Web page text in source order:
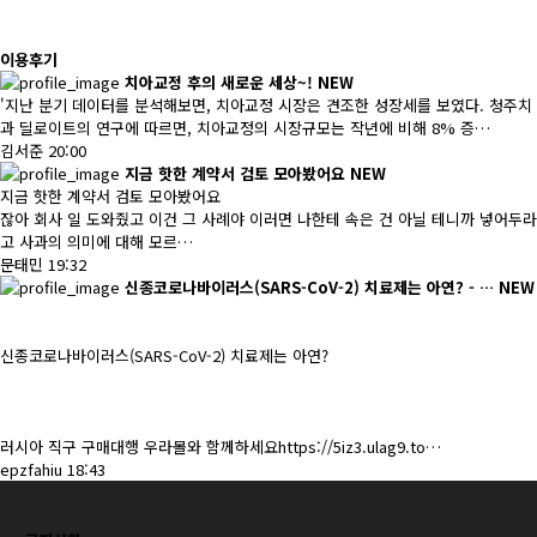
이용후기
치아교정 후의 새로운 세상~! NEW
'지난 분기 데이터를 분석해보면, 치아교정 시장은 견조한 성장세를 보였다. 청주치
과 딜로이트의 연구에 따르면, 치아교정의 시장규모는 작년에 비해 8% 증…
김서준 20:00
지금 핫한 계약서 검토 모아봤어요 NEW
지금 핫한 계약서 검토 모아봤어요
잖아 회사 일 도와줬고 이건 그 사례야 이러면 나한테 속은 건 아닐 테니까 넣어두라
고 사과의 의미에 대해 모르…
문태민 19:32
신종코로나바이러스(SARS-CoV-2) 치료제는 아연? - … NEW
신종코로나바이러스(SARS-CoV-2) 치료제는 아연?
러시아 직구 구매대행 우라몰와 함께하세요https://5iz3.ulag9.to…
epzfahiu 18:43